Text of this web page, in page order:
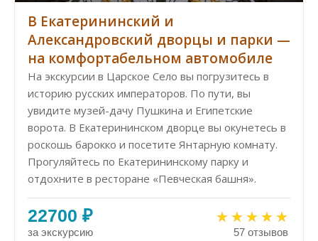
В Екатерининский и
Александровский дворцы и парки —
на комфортабельном автомобиле
На экскурсии в Царское Село вы погрузитесь в
историю русских императоров. По пути, вы
увидите музей-дачу Пушкина и Египетские
ворота. В Екатерининском дворце вы окунетесь в
роскошь барокко и посетите Янтарную комнату.
Прогуляйтесь по Екатерининскому парку и
отдохните в ресторане «Певческая башня».
22700 ₽
за экскурсию 57 отзывов